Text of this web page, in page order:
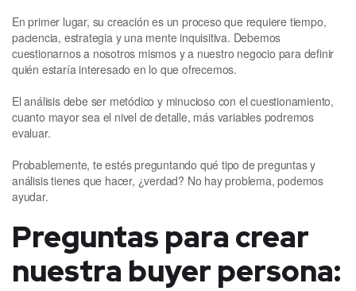
En primer lugar, su creación es un proceso que requiere tiempo,
paciencia, estrategia y una mente inquisitiva. Debemos
cuestionarnos a nosotros mismos y a nuestro negocio para definir
quién estaría interesado en lo que ofrecemos.
El análisis debe ser metódico y minucioso con el cuestionamiento,
cuanto mayor sea el nivel de detalle, más variables podremos
evaluar.
Probablemente, te estés preguntando qué tipo de preguntas y
análisis tienes que hacer, ¿verdad? No hay problema, podemos
ayudar.
Preguntas para crear
nuestra buyer persona: